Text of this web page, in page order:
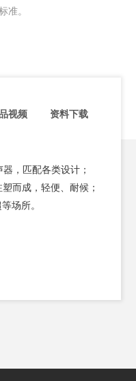
。
视频 资料下载
，匹配各类设计 ；
而成，轻便、耐候 ；
场所。
额
产